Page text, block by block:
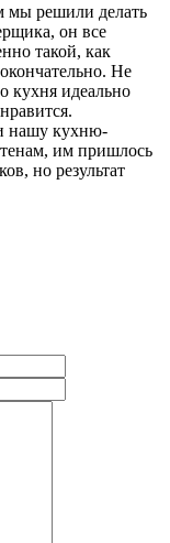
мы решили делать
он все
такой, как
Не
кухня идеально
нашу кухню-
им пришлось
но результат